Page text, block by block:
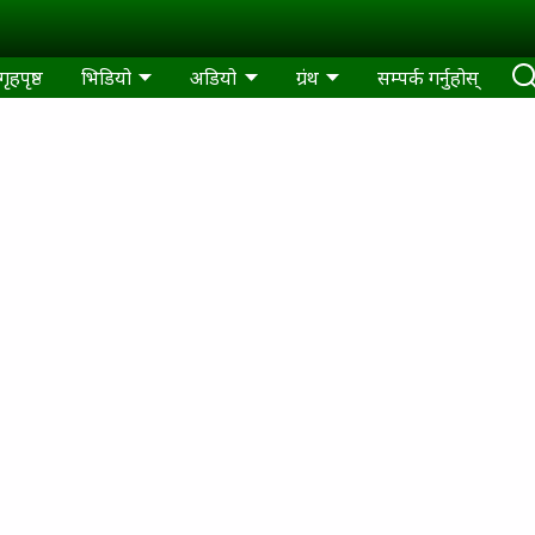
गृहपृष्ठ भिडियो अडियो ग्रंथ सम्पर्क गर्नुहोस्